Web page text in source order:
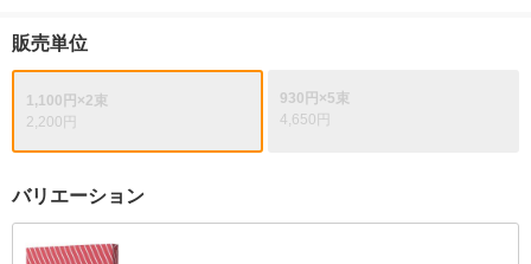
販売単位
1,100円×2束
2,200円
930円×5束
4,650円
バリエーション